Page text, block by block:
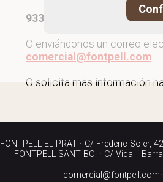
933 790 040
O enviándonos un correo
comercial@fontpell.com
O solicita más información
FONTPELL EL PRAT · C/ Frederic Soler,
FONTPELL SANT BOI · C/ Vidal i
comercial@fontpell.com